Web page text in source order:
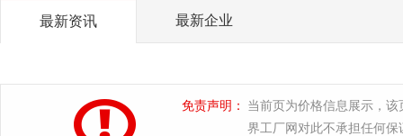
最新资讯 最新企业
免责声明：
当前页为价格信息展示，
界工厂网对此不承担任何保